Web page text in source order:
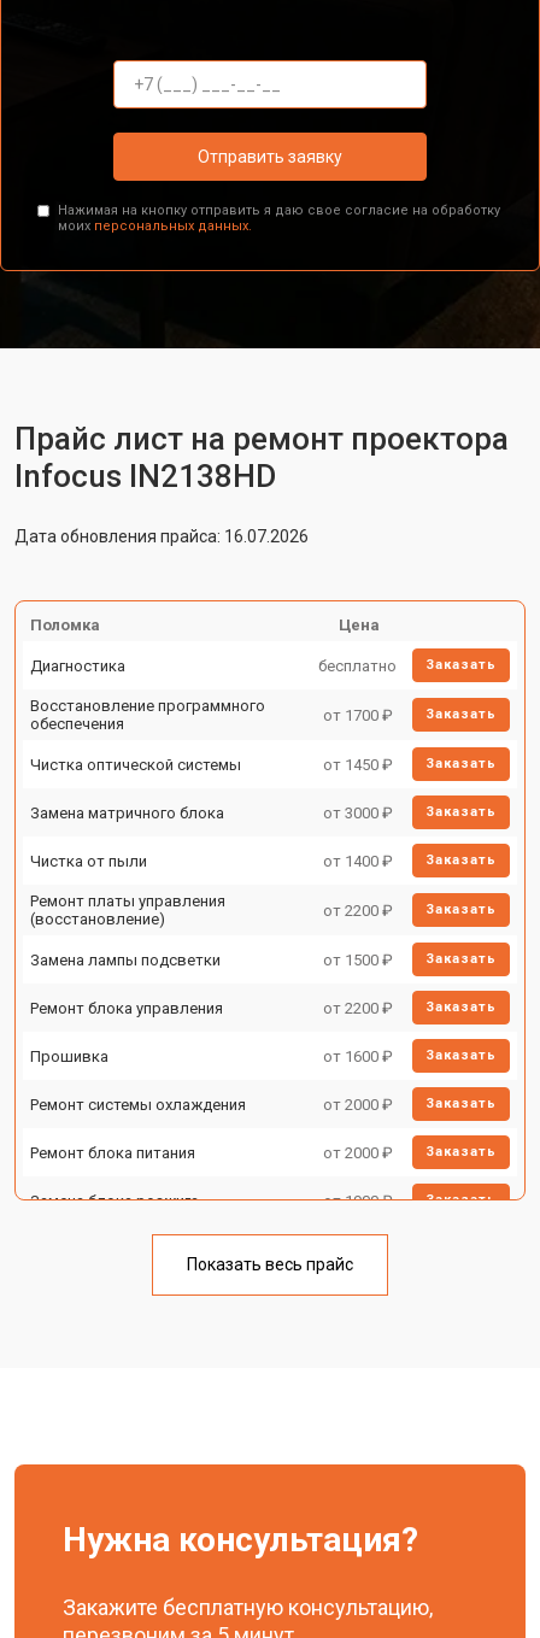
Отправить заявку
Нажимая на кнопку отправить я даю свое согласие на обработку
моих персональных данных.
Прайс лист на ремонт проектора
Infocus IN2138HD
Дата обновления прайса: 16.07.2026
Поломка Цена
Диагностика бесплатно Заказать
Восстановление программного
обеспечения
от 1700 ₽ Заказать
Чистка оптической системы от 1450 ₽ Заказать
Замена матричного блока от 3000 ₽ Заказать
Чистка от пыли от 1400 ₽ Заказать
Ремонт платы управления
(восстановление)
от 2200 ₽ Заказать
Замена лампы подсветки от 1500 ₽ Заказать
Ремонт блока управления от 2200 ₽ Заказать
Прошивка от 1600 ₽ Заказать
Ремонт системы охлаждения от 2000 ₽ Заказать
Ремонт блока питания от 2000 ₽ Заказать
Замена блока розжига от 1900 ₽ Заказать
Показать весь прайс
Нужна консультация?
Закажите бесплатную консультацию,